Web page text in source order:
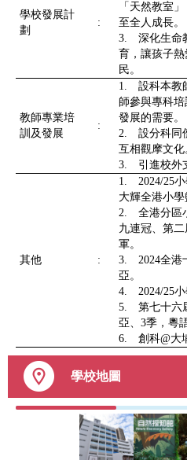
學校發展計
劃
:
「天然教室
至全人成長
3. 深化生命
育，讓孩子
民。
教師專業培
訓及發展
:
1. 設科本教
師參與專科
發展的需要
2. 設分科同
互相觀摩文
3. 引進校外
其他 :
1. 2024/25小
大輝全港小學
2. 全港分區
九連冠、第
軍。
3. 2024全港
亞。
4. 2024/25小
5. 第七十六
亞、3季，粵
6. 創科@大
學校地圖